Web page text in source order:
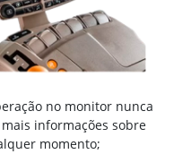
no monitor nunca
informações sobre
momento;